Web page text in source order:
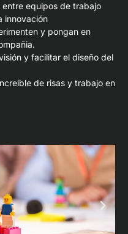
equipos de trabajo
innovación
y pongan en
y facilitar el diseño del
de risas y trabajo en